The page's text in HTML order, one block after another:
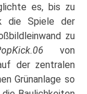
es, bis zu
die Spiele der
zu
von
der zentralen
Grünanlage so